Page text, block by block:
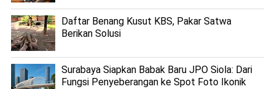
Daftar Benang Kusut KBS, Pakar Satwa
Berikan Solusi
Surabaya Siapkan Babak Baru JPO Siola: Dari
Fungsi Penyeberangan ke Spot Foto Ikonik